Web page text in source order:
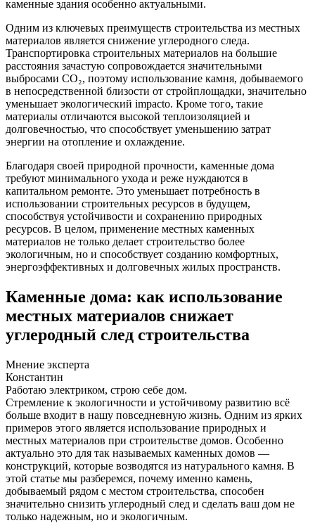
каменные здания особенно актуальными.
Одним из ключевых преимуществ строительства из местных
материалов является снижение углеродного следа.
Транспортировка строительных материалов на большие
расстояния зачастую сопровождается значительными
выбросами CO₂, поэтому использование камня, добываемого
в непосредственной близости от стройплощадки, значительно
уменьшает экологический impacto. Кроме того, такие
материалы отличаются высокой теплоизоляцией и
долговечностью, что способствует уменьшению затрат
энергии на отопление и охлаждение.
Благодаря своей природной прочности, каменные дома
требуют минимального ухода и реже нуждаются в
капитальном ремонте. Это уменьшает потребность в
использовании строительных ресурсов в будущем,
способствуя устойчивости и сохранению природных
ресурсов. В целом, применение местных каменных
материалов не только делает строительство более
экологичным, но и способствует созданию комфортных,
энергоэффективных и долговечных жилых пространств.
Каменные дома: как использование
местных материалов снижает
углеродный след строительства
Мнение эксперта
Константин
Работаю электриком, строю себе дом.
Стремление к экологичности и устойчивому развитию всё
больше входит в нашу повседневную жизнь. Одним из ярких
примеров этого является использование природных и
местных материалов при строительстве домов. Особенно
актуально это для так называемых каменных домов —
конструкций, которые возводятся из натурального камня. В
этой статье мы разберемся, почему именно камень,
добываемый рядом с местом строительства, способен
значительно снизить углеродный след и сделать ваш дом не
только надежным, но и экологичным.